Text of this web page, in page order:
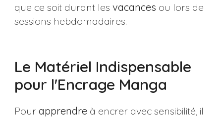
que ce soit durant les vacances ou lors de
sessions hebdomadaires.
Le Matériel Indispensable
pour l'Encrage Manga
Pour apprendreà encrer avec sensibilité, il